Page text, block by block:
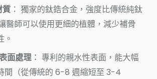
： 獨家的鈦鋯合金，強度比傳統純鈦
醫師可以使用更細的植體，減少補骨
。
面處理： 專利的親水性表面，能大幅
間（從傳統的 6-8 週縮短至 3-4